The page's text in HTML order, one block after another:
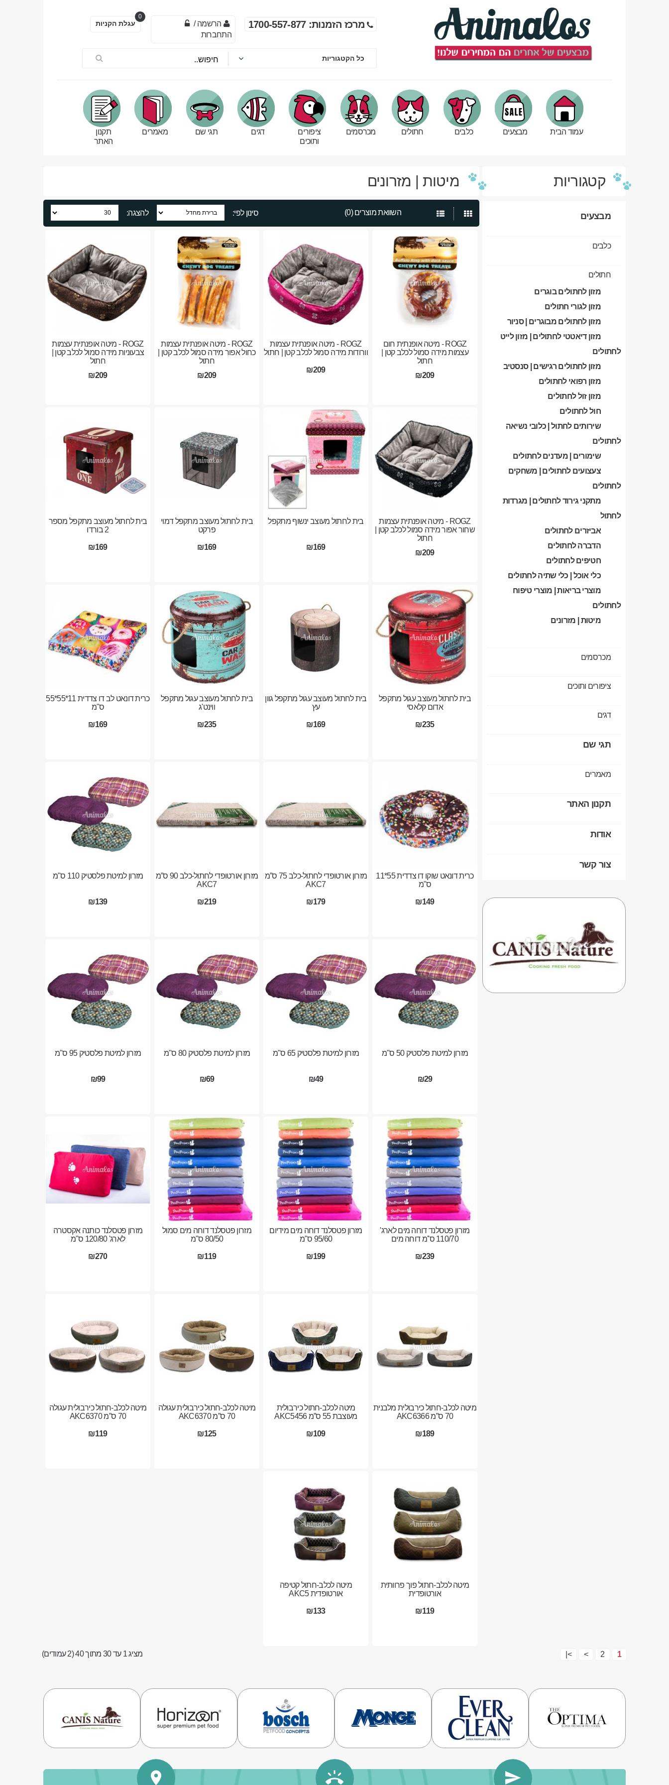
מרכז הזמנות: 1700-557-877 הרשמה/
התחברות
עגלת הקניות
0
עמוד הבית מבצעים כלבים חתולים מכרסמים
ציפורים
ותוכים
דגים תגי שם מאמרים
תקנון
האתר
קטגוריות
מבצעים
כלבים
חתולים
מזון לחתולים בוגרים
מזון לגורי חתולים
מזון לחתולים מבוגרים | סניור
מזון דיאטטי לחתולים | מזון לייט
לחתולים
מזון לחתולים רגישים | סנסטיב
מזון רפואי לחתולים
מזון זול לחתולים
חול לחתולים
שירותים לחתול | כלובי נשיאה
לחתולים
שימורים | מעדנים לחתולים
צעצועים לחתולים | משחקים
לחתולים
מתקני גירוד לחתולים | מגרדות
לחתול
אביזרים לחתולים
הדברה לחתולים
חטיפים לחתולים
כלי אוכל | כלי שתיה לחתולים
מוצרי בריאות | מוצרי טיפוח
לחתולים
מיטות | מזרונים
מכרסמים
ציפורים ותוכים
דגים
תגי שם
מאמרים
תקנון האתר
אודות
צור קשר
מיטות | מזרונים
השוואת מוצרים (0) סינון לפי: להצגה:
ROGZ - מיטה אופנתית חום
עצמות מידה סמול לכלב קטן |
חתול
₪209
ROGZ - מיטה אופנתית עצמות
וורודות מידה סמול לכלב קטן | חתול
₪209
ROGZ - מיטה אופנתית עצמות
כחול אפור מידה סמול לכלב קטן |
חתול
₪209
ROGZ - מיטה אופנתית עצמות
צבעוניות מידה סמול לכלב קטן |
חתול
₪209
ROGZ - מיטה אופנתית עצמות
שחור אפור מידה סמול לכלב קטן |
חתול
₪209
בית לחתול מעוצב ינשוף מתקפל
₪169
בית לחתול מעוצב מתקפל דמוי
פרקט
₪169
בית לחתול מעוצב מתקפל מספר
2 בורדו
₪169
בית לחתול מעוצב עגול מתקפל
אדום קלאסי
₪235
בית לחתול מעוצב עגול מתקפל גוון
עץ
₪169
בית לחתול מעוצב עגול מתקפל
ווינט'ג
₪235
כרית דונאט לב דו צדדית 11*55*55
ס"מ
₪169
כרית דונאט שוקו דו צדדית 55*11
ס"מ
₪149
מזרון אורטופדי לחתול-כלב 75 ס”מ
AKC7
₪179
מזרון אורטופדי לחתול-כלב 90 ס”מ
AKC7
₪219
מזרון למיטת פלסטיק 110 ס"מ
₪139
מזרון למיטת פלסטיק 50 ס"מ
₪29
מזרון למיטת פלסטיק 65 ס"מ
₪49
מזרון למיטת פלסטיק 80 ס"מ
₪69
מזרון למיטת פלסטיק 95 ס"מ
₪99
מזרון פטסלנד דוחה מים לארג'
110/70 ס''מ דוחה מים
₪239
מזרון פטסלנד דוחה מים מידיום
95/60 ס"מ
₪199
מזרון פטסלנד דוחה מים סמול
80/50 ס"מ
₪119
מזרון פטסלנד כותנה אקסטרה
לארג' 120/80 ס"מ
₪270
מיטה לכלב-חתול כירבולית מלבנית
70 ס”מ AKC6366
₪189
מיטה לכלב-חתול כירבולית
מעוצבת 55 ס”מ AKC5456
₪109
מיטה לכלב-חתול כירבולית עגולה
70 ס”מ AKC6370
₪125
מיטה לכלב-חתול כירבולית עגולה
70 ס”מ AKC6370
₪119
מיטה לכלב-חתול פוך פרוותית
אורטופדית
₪119
מיטה לכלב-חתול קטיפה
אורטופדית AKC5
₪133
1
2
>
>| מציג 1 עד 30 מתוך 40 (2 עמודים)